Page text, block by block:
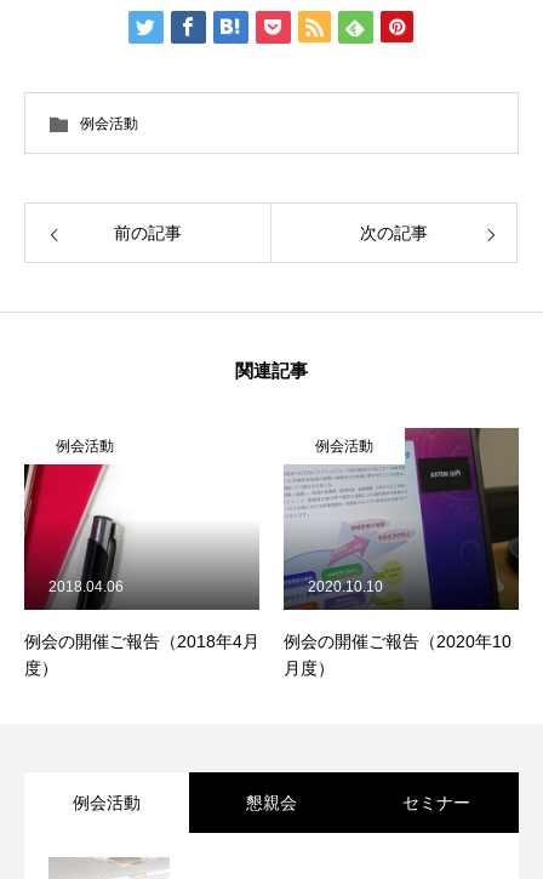
ITよろず相談 IT ADVICE
KCA概要 ABOUT KCA
活動実績一覧 ACTIVITIES
お知らせ お問い合わせ プライバシーポリシー
例会活動
前の記事 次の記事
関連記事
例会活動
例会の開催ご報告（2018年4月
度）
2018.04.06
例会活動
例会の開催ご報告（2020年10
月度）
2020.10.10
例会活動 懇親会 セミナー